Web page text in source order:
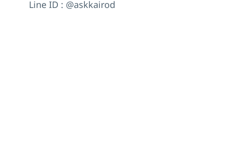
Line ID : @askkairod